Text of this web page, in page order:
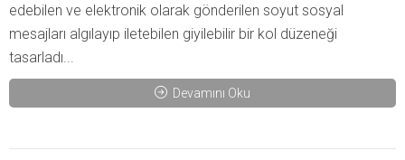
edebilen ve elektronik olarak gönderilen soyut sosyal
mesajları algılayıp iletebilen giyilebilir bir kol düzeneği
tasarladı...
Devamını Oku